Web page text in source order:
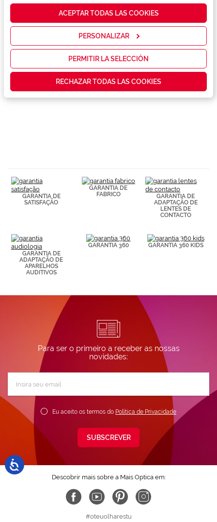
cómo mejorar
servicios y
las
que realmente
contenidos
personalizados
Puedes
consultar más
información en
nuestra
ACEPTAR TODAS LAS COOKIES
PERSONALIZAR
PERMITIR LA SELECCIÓN
RECHAZAR TODAS LAS COOKIES
Conselhos
Serviços exclusivos
GARANTIA DE
SATISFAÇÃO
GARANTIA DE
FABRICO
GARANTIA DE
ADAPTAÇÃO DE
LENTES DE
CONTACTO
GARANTIA DE
ADAPTAÇÃO DE
APARELHOS
AUDITIVOS
GARANTIA 360 GARANTIA 360 KIDS
Para ser o primeiro a receber as nossas
novidades:
Newsletter:
Eu aceito os termos do Política de Privacidade
SUBSCREVER
Descobrir mais sobre a Mais Optica em:
#oteuolharestu